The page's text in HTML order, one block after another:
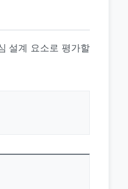
설계 요소로 평가할